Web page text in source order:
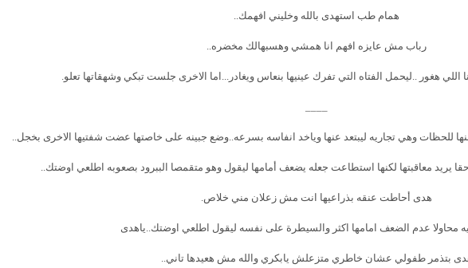
همام طب استهدى بالله وخليني افهمك..
رباب مش عايزه افهم انا همشي وهسبهالك مخضره..
اللي هغور ..ليحمل الفتاه التي تفرك عينيها بنعاس ويغادر...اما الاخرى جلست تبكي وشهقاتها تعلو.
للحظات وهي تجاريه ليبتعد عنها وياخد انفاسه بسرعه..وضع جبينه على خاصتها عضت شفتيها الاخرى بخجل..
يريد معاقبتها لكنها استطاعت جعله يضعف أمامها ليقول وهو متقمصا الببرود بصعوبه اطلعي اوضتك..
هدى أحاطت عنقه بذراعيها انت مش زعلان مني خلاص.
محاولا عدم الضعف امامها اكثر والسيطرة على نفسه ليقول اطلعي اوضتك..ياهدى
بتذمر طفولي عشان خاطري متزعلش يابكري والله مش هعيدها تاني..